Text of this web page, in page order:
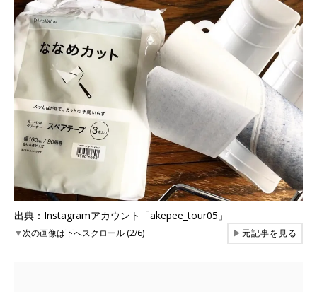
出典：Instagramアカウント「akepee_tour05」
▼次の画像は下へスクロール (2/6) ▶元記事を見る